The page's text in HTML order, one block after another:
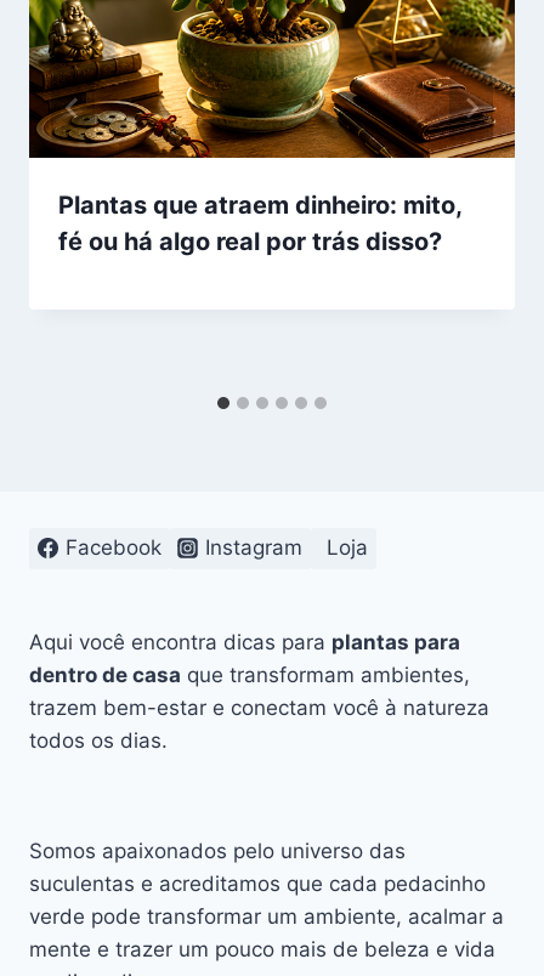
Plantas que atraem dinheiro: mito,
fé ou há algo real por trás disso?
Facebook Instagram Loja
Aqui você encontra dicas para plantas para
dentro de casa que transformam ambientes,
trazem bem-estar e conectam você à natureza
todos os dias.
Somos apaixonados pelo universo das
suculentas e acreditamos que cada pedacinho
verde pode transformar um ambiente, acalmar a
mente e trazer um pouco mais de beleza e vida